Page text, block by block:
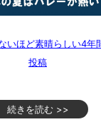
いほど素晴らしい4年
投稿
続きを読む >>